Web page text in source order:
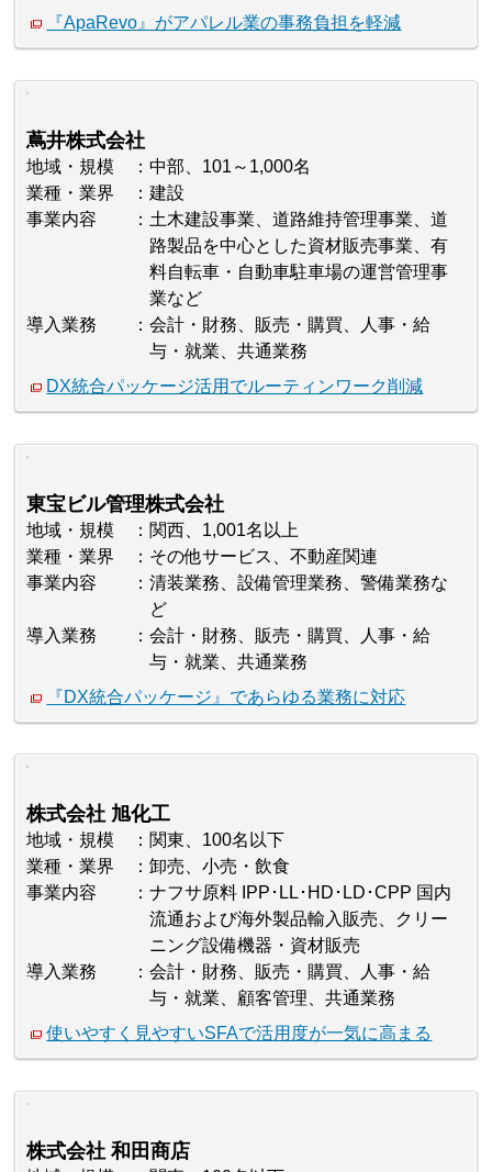
『ApaRevo』がアパレル業の事務負担を軽減
蔦井株式会社
地域・規模
中部、101～1,000名
業種・業界
建設
事業内容
土木建設事業、道路維持管理事業、道
路製品を中心とした資材販売事業、有
料自転車・自動車駐車場の運営管理事
業など
導入業務
会計・財務、販売・購買、人事・給
与・就業、共通業務
DX統合パッケージ活用でルーティンワーク削減
東宝ビル管理株式会社
地域・規模
関西、1,001名以上
業種・業界
その他サービス、不動産関連
事業内容
清装業務、設備管理業務、警備業務な
ど
導入業務
会計・財務、販売・購買、人事・給
与・就業、共通業務
『DX統合パッケージ』であらゆる業務に対応
株式会社 旭化工
地域・規模
関東、100名以下
業種・業界
卸売、小売・飲食
事業内容
ナフサ原料 IPP･LL･HD･LD･CPP 国内
流通および海外製品輸入販売、クリー
ニング設備機器・資材販売
導入業務
会計・財務、販売・購買、人事・給
与・就業、顧客管理、共通業務
使いやすく見やすいSFAで活用度が一気に高まる
株式会社 和田商店